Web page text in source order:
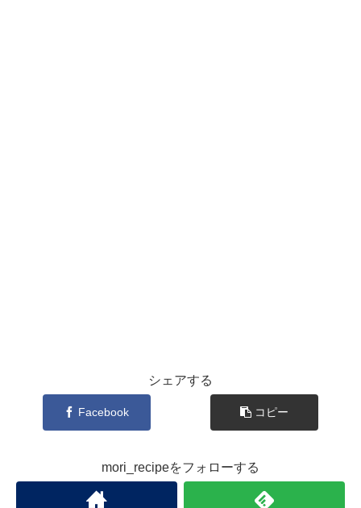
シェアする
Facebook コピー
mori_recipeをフォローする